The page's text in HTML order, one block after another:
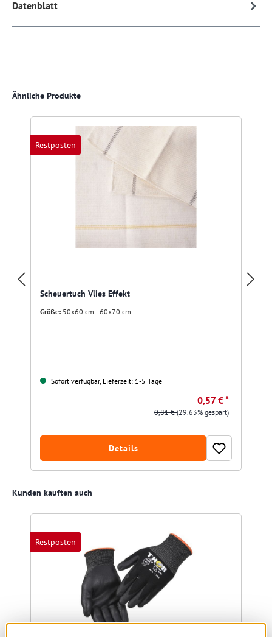
Datenblatt
Produktgalerie überspringen
Ähnliche Produkte
Restposten
Scheuertuch Vlies Effekt
Größe: 50x60 cm | 60x70 cm
Sofort verfügbar, Lieferzeit: 1-5 Tage
0,57 € *
0,81 €(29.63% gespart)
Details
Produktgalerie überspringen
Kunden kauften auch
Restposten